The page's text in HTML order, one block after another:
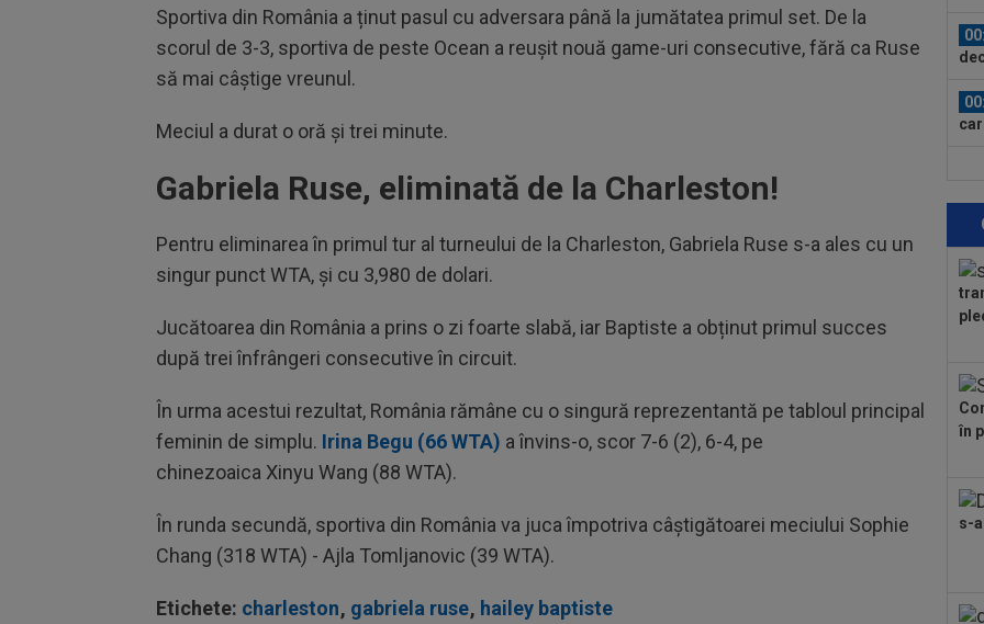
Sportiva din România a ținut pasul cu adversara până la jumătatea primul set. De la
scorul de 3-3, sportiva de peste Ocean a reușit nouă game-uri consecutive, fără ca Ruse
să mai câștige vreunul.
Meciul a durat o oră și trei minute.
Gabriela Ruse, eliminată de la Charleston!
Pentru eliminarea în primul tur al turneului de la Charleston, Gabriela Ruse s-a ales cu un
singur punct WTA, și cu 3,980 de dolari.
Jucătoarea din România a prins o zi foarte slabă, iar Baptiste a obținut primul succes
după trei înfrângeri consecutive în circuit.
În urma acestui rezultat, România rămâne cu o singură reprezentantă pe tabloul principal
feminin de simplu. Irina Begu (66 WTA) a învins-o, scor 7-6 (2), 6-4, pe
chinezoaica Xinyu Wang (88 WTA).
În runda secundă, sportiva din România va juca împotriva câștigătoarei meciului Sophie
Chang (318 WTA) - Ajla Tomljanovic (39 WTA).
Etichete: charleston, gabriela ruse, hailey baptiste
el:
în
s-